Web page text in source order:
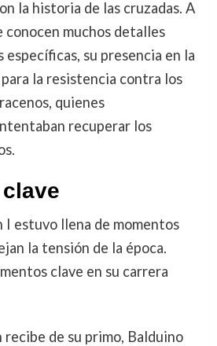
la historia de las cruzadas. A
conocen muchos detalles
específicas, su presencia en la
la resistencia contra los
quienes
recuperar los
I estuvo llena de momentos
la tensión de la época.
clave en su carrera
recibe de su primo, Balduino